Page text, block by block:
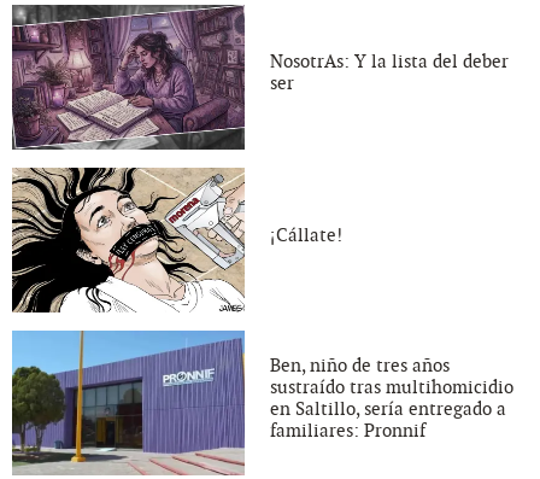
NosotrAs: Y la lista del deber
ser
¡Cállate!
Ben, niño de tres años
sustraído tras multihomicidio
en Saltillo, sería entregado a
familiares: Pronnif